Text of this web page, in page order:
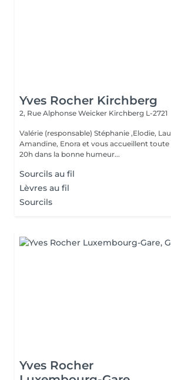
Yves Rocher Kirchberg
2, Rue Alphonse Weicker Kirchberg L-2721
Valérie (responsable) Stéphanie ,Elodie,
Amandine, Enora et vous accueillent toute la semaine de 9h à
20h dans la bonne humeur...
Sourcils au fil
Lèvres au fil
Sourcils
Yves Rocher